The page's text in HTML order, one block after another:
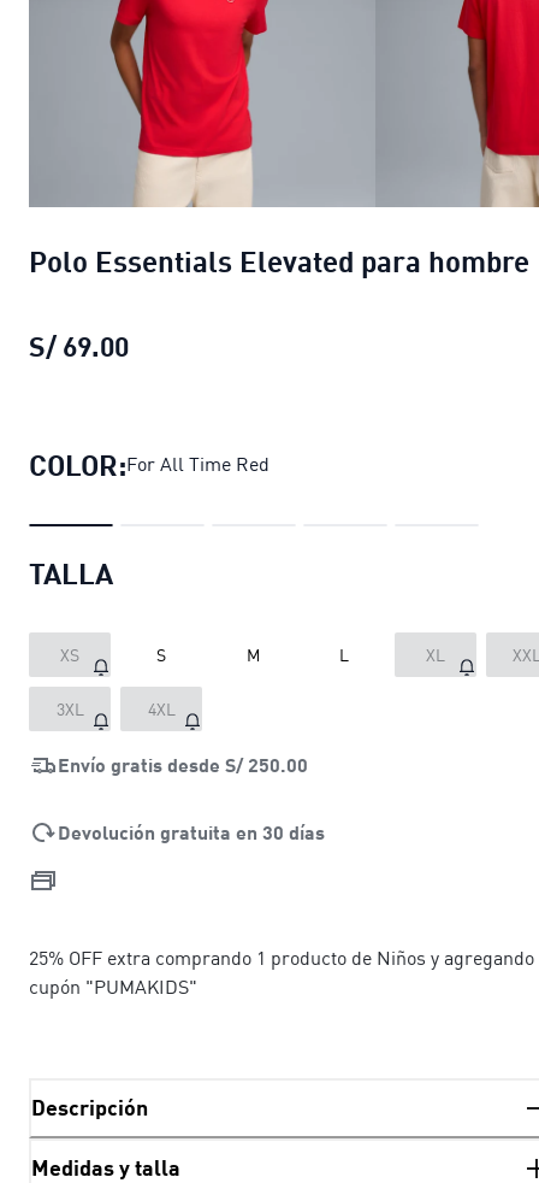
Polo Essentials Elevated para hombre
S/ 69.00
COLOR:For All Time Red
TALLA
XS S M L XL
3XL 4XL
Envío gratis desde S/ 250.00
Devolución gratuita en 30 días
25% OFF extra comprando 1 producto de Niños y
cupón "PUMAKIDS"
Descripción
Medidas y talla